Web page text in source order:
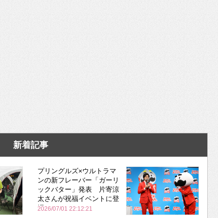
新着記事
プリングルズ×ウルトラマ
ンの新フレーバー「ガーリ
ックバター」発表 片寄涼
太さんが祝福イベントに登
場
2026/07/01 22:12:21